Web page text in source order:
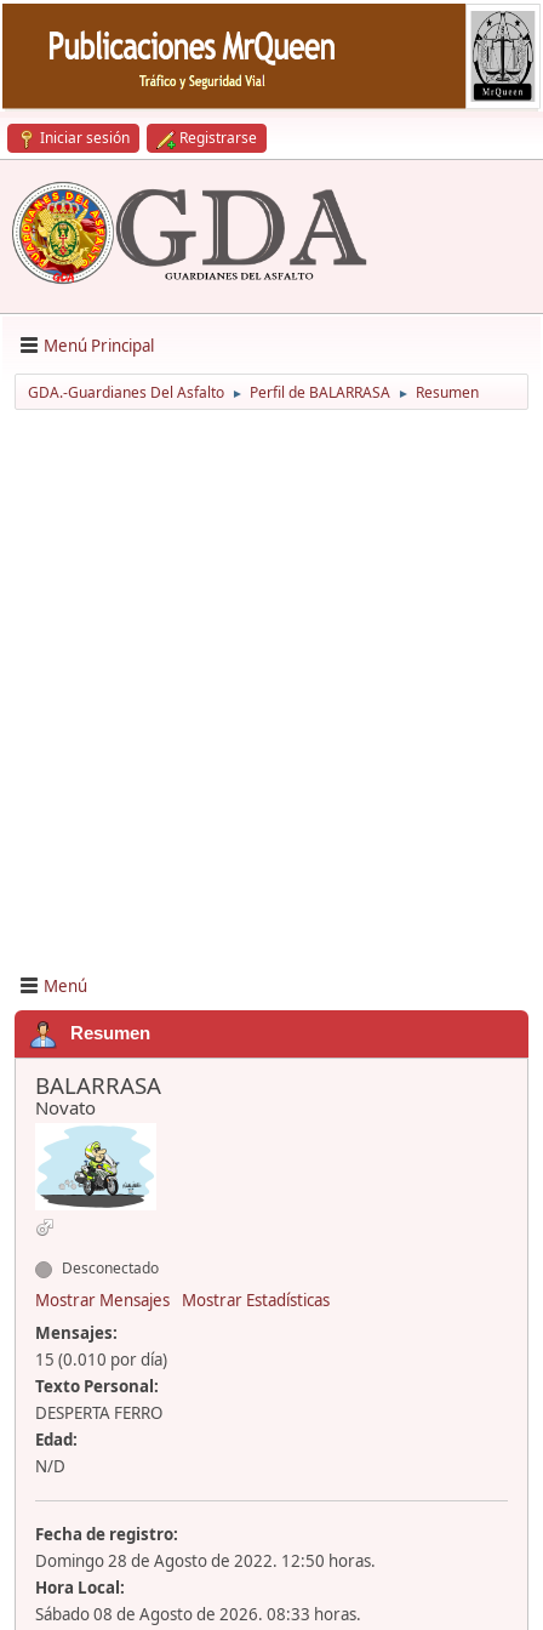
Iniciar sesión Registrarse
Menú Principal
GDA.-Guardianes Del Asfalto ► Perfil de BALARRASA ► Resumen
Menú
Resumen
BALARRASA
Novato
Desconectado
Mostrar Mensajes
Mostrar Estadísticas
Mensajes:
15 (0.010 por día)
Texto Personal:
DESPERTA FERRO
Edad:
N/D
Fecha de registro:
Domingo 28 de Agosto de 2022. 12:50 horas.
Hora Local:
Sábado 08 de Agosto de 2026. 08:33 horas.